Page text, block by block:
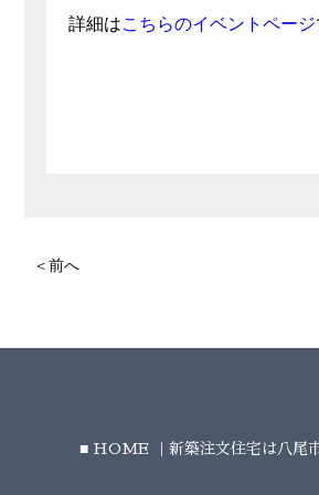
詳細はこちらのイベントページ
＜前へ
HOME ｜新築注文住宅は八尾